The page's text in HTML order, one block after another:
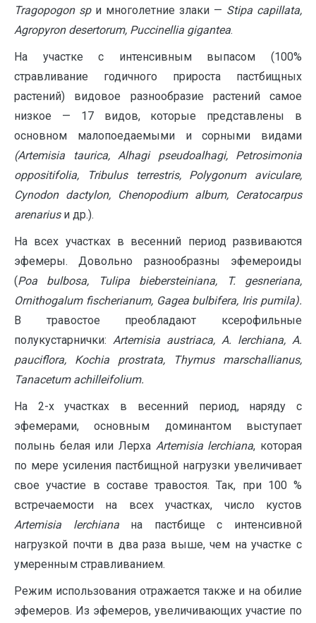
Tragopogon spи многолетние злаки — Stipa capillata,
Agropyron desertorum, Puccinellia gigantea.
На участке с интенсивным выпасом (100%
стравливание годичного прироста пастбищных
растений) видовое разнообразие растений самое
низкое — 17 видов, которые представлены в
основном малопоедаемыми и сорными видами
(Artemisia taurica, Alhagi pseudoalhagi, Petrosimonia
oppositifolia, Tribulus terrestris, Polygonum aviculare,
Cynodon dactylon, Chenopodium album,
Ceratocarpus
arenariusи др.).
На всех участках в весенний период развиваются
эфемеры. Довольно разнообразны эфемероиды
(Poa bulbosa,
Tulipa biebersteiniana, T. gesneriana,
Ornithogalum fischerianum, Gagea bulbifera, Iris pumila).
В травостое преобладают ксерофильные
полукустарнички: Artemisia austriaca, A. lerchiana, A.
pauciflora, Kochia prostrata, Thymus marschallianus,
Tanacetum achilleifolium.
На 2-х участках в весенний период, наряду с
эфемерами, основным доминантом выступает
полынь белая или Лерха Artemisia lerchiana, которая
по мере усиления пастбищной нагрузки увеличивает
свое участие в составе травостоя. Так, при 100 %
встречаемости на всех участках, число кустов
Artemisia lerchianaна пастбище с интенсивной
нагрузкой почти в два раза выше, чем на участке с
умеренным стравливанием.
Режим использования отражается также и на обилие
эфемеров. Из эфемеров, увеличивающих участие по